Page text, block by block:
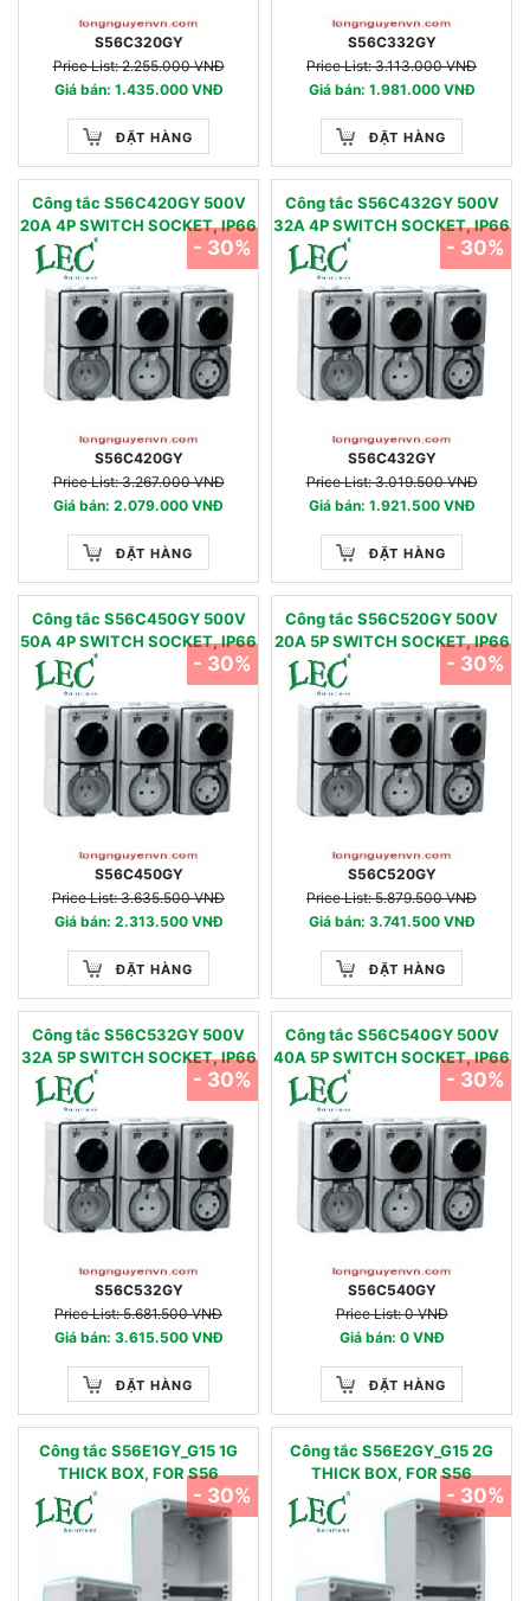
S56C320GY
Price List: 2.255.000 VNĐ
Giá bán: 1.435.000 VNĐ
ĐẶT HÀNG
S56C332GY
Price List: 3.113.000 VNĐ
Giá bán: 1.981.000 VNĐ
ĐẶT HÀNG
Công tắc S56C420GY 500V
20A 4P SWITCH SOCKET, IP66
S56C420GY
Price List: 3.267.000 VNĐ
Giá bán: 2.079.000 VNĐ
ĐẶT HÀNG
- 30%
Công tắc S56C432GY 500V
32A 4P SWITCH SOCKET, IP66
S56C432GY
Price List: 3.019.500 VNĐ
Giá bán: 1.921.500 VNĐ
ĐẶT HÀNG
- 30%
Công tắc S56C450GY 500V
50A 4P SWITCH SOCKET, IP66
S56C450GY
Price List: 3.635.500 VNĐ
Giá bán: 2.313.500 VNĐ
ĐẶT HÀNG
- 30%
Công tắc S56C520GY 500V
20A 5P SWITCH SOCKET, IP66
S56C520GY
Price List: 5.879.500 VNĐ
Giá bán: 3.741.500 VNĐ
ĐẶT HÀNG
- 30%
Công tắc S56C532GY 500V
32A 5P SWITCH SOCKET, IP66
S56C532GY
Price List: 5.681.500 VNĐ
Giá bán: 3.615.500 VNĐ
ĐẶT HÀNG
- 30%
Công tắc S56C540GY 500V
40A 5P SWITCH SOCKET, IP66
S56C540GY
Price List: 0 VNĐ
Giá bán: 0 VNĐ
ĐẶT HÀNG
- 30%
Công tắc S56E1GY_G15 1G
THICK BOX, FOR S56
- 30%
Công tắc S56E2GY_G15 2G
THICK BOX, FOR S56
- 30%